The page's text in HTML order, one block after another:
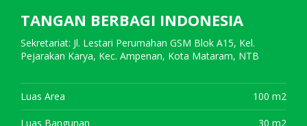
TANGAN BERBAGI INDONESIA
Sekretariat: Jl. Lestari Perumahan GSM Blok A15, Kel.
Pejarakan Karya, Kec. Ampenan, Kota Mataram, NTB
Luas Area 100 m2
Luas Bangunan 30 m2